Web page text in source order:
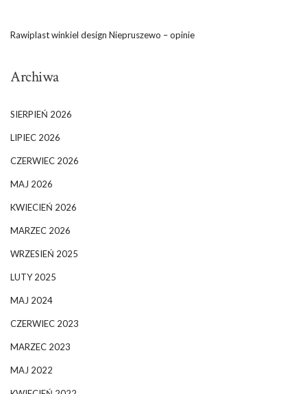
Rawiplast winkiel design Niepruszewo – opinie
Archiwa
SIERPIEŃ 2026
LIPIEC 2026
CZERWIEC 2026
MAJ 2026
KWIECIEŃ 2026
MARZEC 2026
WRZESIEŃ 2025
LUTY 2025
MAJ 2024
CZERWIEC 2023
MARZEC 2023
MAJ 2022